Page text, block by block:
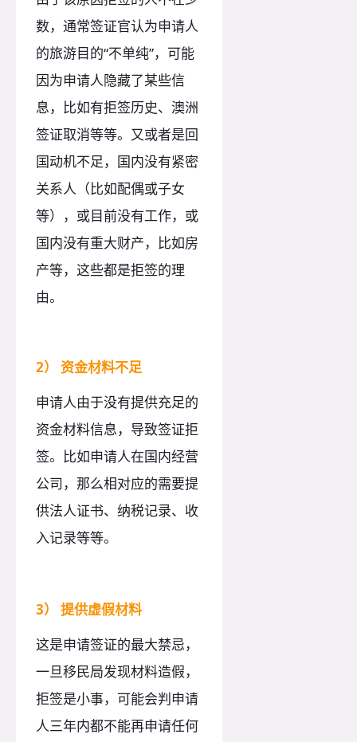
数，通常签证官认为申请人
的旅游目的“不单纯”，可能
因为申请人隐藏了某些信
息，比如有拒签历史、澳洲
签证取消等等。又或者是回
国动机不足，国内没有紧密
关系人（比如配偶或子女
等），或目前没有工作，或
国内没有重大财产，比如房
产等，这些都是拒签的理
由。
2） 资金材料不足
申请人由于没有提供充足的
资金材料信息，导致签证拒
签。比如申请人在国内经营
公司，那么相对应的需要提
供法人证书、纳税记录、收
入记录等等。
3） 提供虚假材料
这是申请签证的最大禁忌，
一旦移民局发现材料造假，
拒签是小事，可能会判申请
人三年内都不能再申请任何